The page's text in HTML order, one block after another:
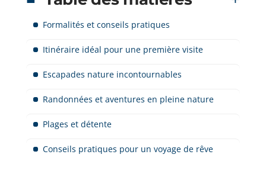
Formalités et conseils pratiques
Itinéraire idéal pour une première visite
Escapades nature incontournables
Randonnées et aventures en pleine nature
Plages et détente
Conseils pratiques pour un voyage de rêve